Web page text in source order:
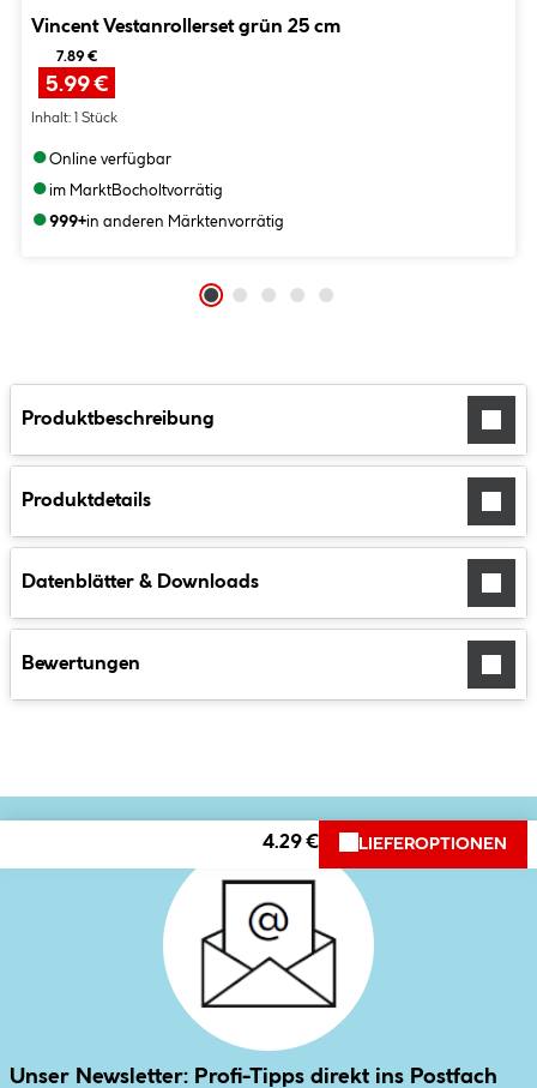
Vincent Vestanrollerset grün 25 cm
7.89 €
5.99 €
Inhalt: 1 Stück
●Online verfügbar
●im MarktBocholtvorrätig
●999+in anderen Märktenvorrätig
Produktbeschreibung
Produktdetails
Datenblätter & Downloads
Bewertungen
4.29 € LIEFEROPTIONEN
Unser Newsletter: Profi-Tipps direkt ins Postfach